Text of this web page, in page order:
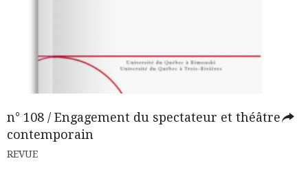
n° 108 / Engagement du spectateur et théâtre
contemporain
REVUE